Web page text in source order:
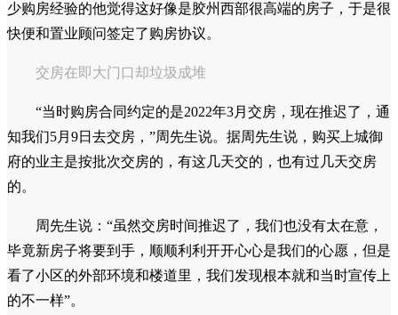
少购房经验的他觉得这好像是胶州西部很高端的房子，于是很
快便和置业顾问签定了购房协议。
交房在即大门口却垃圾成堆
“当时购房合同约定的是2022年3月交房，现在推迟了，通
知我们5月9日去交房，”周先生说。据周先生说，购买上城御
府的业主是按批次交房的，有这几天交的，也有过几天交房
的。
周先生说：“虽然交房时间推迟了，我们也没有太在意，
毕竟新房子将要到手，顺顺利利开开心心是我们的心愿，但是
看了小区的外部环境和楼道里，我们发现根本就和当时宣传上
的不一样”。